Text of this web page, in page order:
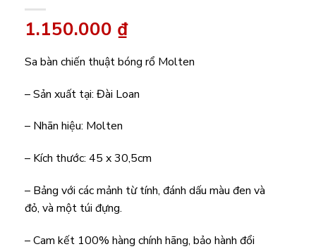
1.150.000 ₫
Sa bàn chiến thuật bóng rổ Molten
– Sản xuất tại: Đài Loan
– Nhãn hiệu: Molten
– Kích thước: 45 x 30,5cm
– Bảng với các mảnh từ tính, đánh dấu màu đen và
đỏ, và một túi đựng.
– Cam kết 100% hàng chính hãng, bảo hành đổi